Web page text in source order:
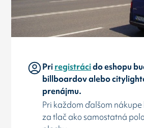
Priregistrácido eshopu
billboardov alebo
prenájmu.
Pri každom ďalšom
za tlač ako samostatná